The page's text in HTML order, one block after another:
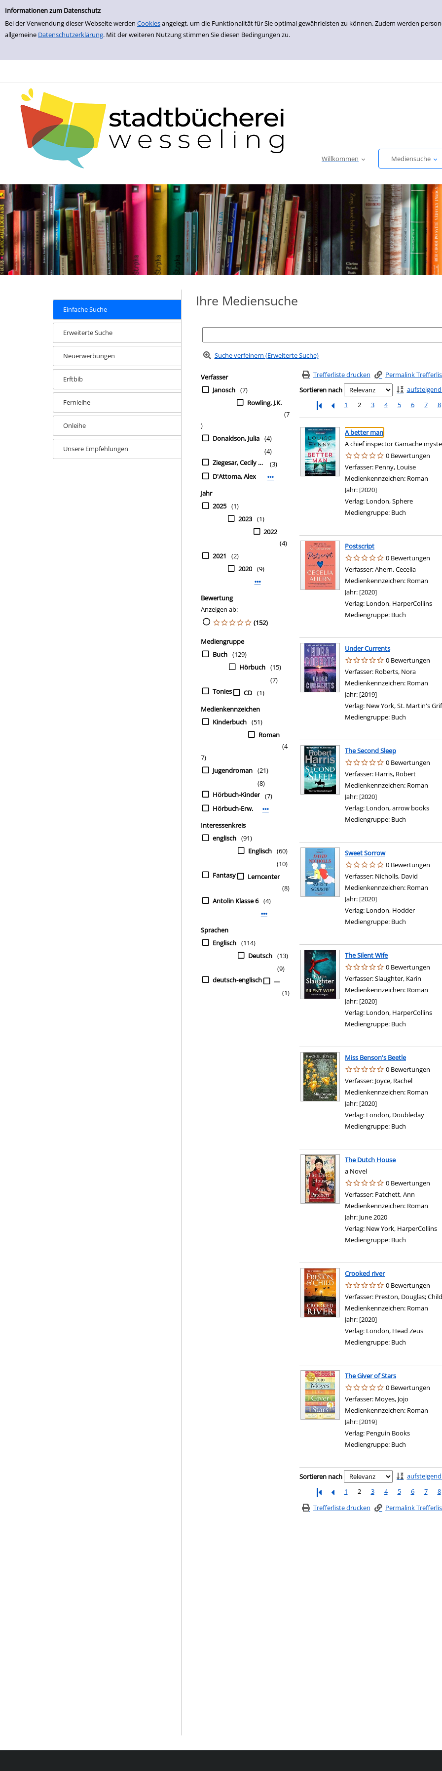
Informationen zum Datenschutz
Bei der Verwendung dieser Webseite werden Cookiesangelegt, um die Funktionalität für Sie optimal gewährleisten zu können. Zudem werden
allgemeine Datenschutzerklärung. Mit der weiteren Nutzung stimmen Sie diesen Bedingungen zu.
zur Navigation springen
zum Inhalt springen
Zu den Suchfiltern springen
Zur Trefferliste springen
Willkommen Mediensuche
Einfache Suche
Erweiterte Suche
Neuerwerbungen
Erftbib
Fernleihe
Onleihe
Unsere Empfehlungen
Ihre Mediensuche
Suche verfeinern (Erweiterte Suche)
Suchfilter
Zur Trefferliste springen
Verfasser
Janosch (7)
Rowling, J.K.
(7
)
Donaldson, Julia (4)
Ziegesar, Cecily von
(4)
D'Attoma, Alex
(3)
Mehr Verfasser-Filter anzeigen
Jahr
2025 (1)
2023 (1)
2022
(4)
2021
(2)
2020 (9)
Mehr Jahr-Filter anzeigen
Bewertung
Anzeigen ab:
(152)
Mediengruppe
Buch (129)
Hörbuch (15)
Tonies
(7)
CD (1)
Medienkennzeichen
Kinderbuch (51)
Roman
(4
7)
Jugendroman (21)
Hörbuch-Kinder
(8)
Hörbuch-Erw.
(7)
Mehr Medienkennzeichen-Filter anzeigen
Interessenkreis
englisch (91)
Englisch (60)
Fantasy
(10)
Lerncenter
(8)
Antolin Klasse 6 (4)
Mehr Interessenkreis-Filter anzeigen
Sprachen
Englisch (114)
Deutsch (13)
deutsch-englisch
(9)
---
(1)
Trefferliste drucken Permalink
Sortieren nach
1
2 3 4 5 6 7 8
Suchergebnis
Zu den Suchfiltern springen
A better man
A chief inspector Gamache
0 Bewertungen
Verfasser: Penny, Louise
Medienkennzeichen: Roman
Jahr: [2020]
Verlag: London, Sphere
Mediengruppe: Buch
Postscript
0 Bewertungen
Verfasser:Ahern, Cecelia
Medienkennzeichen: Roman
Jahr: [2020]
Verlag: London, HarperCollins
Mediengruppe: Buch
Under Currents
0 Bewertungen
Verfasser: Roberts, Nora
Medienkennzeichen: Roman
Jahr: [2019]
Verlag: New York, St. Martin's
Mediengruppe: Buch
The Second Sleep
0 Bewertungen
Verfasser: Harris, Robert
Medienkennzeichen: Roman
Jahr: [2020]
Verlag: London, arrow books
Mediengruppe: Buch
Sweet Sorrow
0 Bewertungen
Verfasser: Nicholls, David
Medienkennzeichen: Roman
Jahr: [2020]
Verlag: London, Hodder
Mediengruppe: Buch
The Silent Wife
0 Bewertungen
Verfasser:Slaughter, Karin
Medienkennzeichen: Roman
Jahr: [2020]
Verlag: London, HarperCollins
Mediengruppe: Buch
Miss Benson's Beetle
0 Bewertungen
Verfasser: Joyce, Rachel
Medienkennzeichen: Roman
Jahr: [2020]
Verlag: London, Doubleday
Mediengruppe: Buch
The Dutch House
a Novel
0 Bewertungen
Verfasser: Patchett, Ann
Medienkennzeichen: Roman
Jahr: June 2020
Verlag: New York, HarperCollins
Mediengruppe: Buch
Crooked river
0 Bewertungen
Verfasser: Preston, Douglas;
Medienkennzeichen: Roman
Jahr: [2020]
Verlag: London, Head Zeus
Mediengruppe: Buch
The Giver of Stars
0 Bewertungen
Verfasser: Moyes, Jojo
Medienkennzeichen: Roman
Jahr: [2019]
Verlag: Penguin Books
Mediengruppe: Buch
Zu den Suchfiltern springen
Sortieren nach
1
2 3 4 5 6 7 8
Trefferliste drucken
Permalink